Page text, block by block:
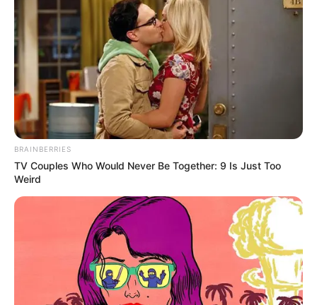
BRAINBERRIES
TV Couples Who Would Never Be Together: 9 Is Just Too
Weird